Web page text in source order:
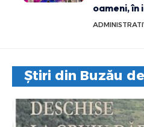
oameni, în
Știri din Buzău